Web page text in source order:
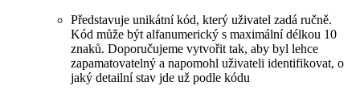
Představuje unikátní kód, který uživatel zadá ručně.
Kód může být alfanumerický s maximální délkou 10
znaků. Doporučujeme vytvořit tak, aby byl lehce
zapamatovatelný a napomohl uživateli identifikovat, o
jaký detailní stav jde už podle kódu